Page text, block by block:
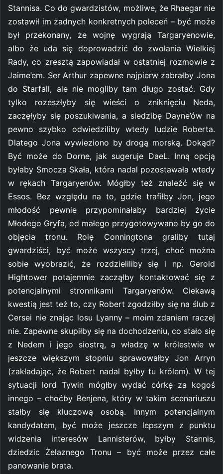
Stannisa. Co do gwardzistów, możliwe, że Rhaegar nie
zostawił im żadnych konkretnych poleceń – być może
był przekonany, że wojnę wygrają Targaryenowie,
albo że uda się doprowadzić do zwołania Wielkiej
Rady, co zresztą zapowiadał w ostatniej rozmowie z
Jaime’em. Ser Arthur zapewne najpierw zabrałby Jona
do Starfall, ale nie mogliby tam długo zostać. Gdy
tylko rozeszłyby się wieści o zniknięciu Neda,
zaczęłyby się poszukiwania, a siedzibę Dayne’ów na
pewno szybko odwiedziliby wtedy ludzie Roberta.
Dlatego Jona wywieziono by drogą morską. Dokąd?
Być może do Dorne, jak sugeruje DaeL. Inną opcją
byłaby Smocza Skała, która nadal pozostawała wtedy
w rękach Targaryenów. Mógłby też znaleźć się w
Essos. Bez względu na to, gdzie trafiłby Jon, jego
młodość pewnie przypominałaby bardziej życie
Młodego Gryfa, od małego przygotowywano by go do
objęcia tronu. Rolę Conningtona graliby tutaj
gwardziści, być może wszyscy trzej, choć można
sobie wyobrazić, że rozdzieliliby się i np. Gerold
Hightower potajemnie zacząłby kontaktować się z
potencjalnymi stronnikami Targaryenów. Ciekawą
kwestią jest też to, czy Robert zgodziłby się na ślub z
Cersei nie znając losu Lyanny – moim zdaniem raczej
nie. Zapewne skupiłby się na dochodzeniu, co stało się
z Nedem i jego siostrą, a władzę w królestwie w
jeszcze większym stopniu sprawowałby Jon Arryn
(zakładając, że Robert nadal byłby tu królem). W tej
sytuacji lord Tywin mógłby wydać córkę za kogoś
innego – choćby Benjena, który w takim scenariuszu
stałby się kluczową osobą. Innym potencjalnym
kandydatem, być może jeszcze lepszym z punktu
widzenia interesów Lannisterów, byłby Stannis,
dziedzic Żelaznego Tronu – być może przez całe
panowanie brata.